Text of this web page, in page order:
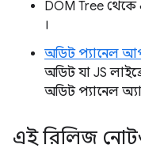
DOM Tree
।
অডিট প্যানেল
অডিট যা JS
অডিট প্যানেল
এই রিলিজ